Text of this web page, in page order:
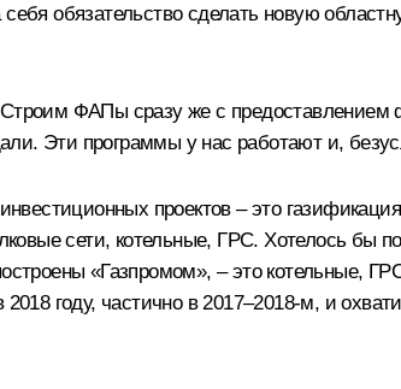
обязательство сделать новую
ФАПы сразу же с предоставлением
Эти программы у нас работают и,
проектов – это
сети, котельные, ГРС. Хотелось бы
«Газпромом», – это котельные,
году, частично в 2017–2018-м, и